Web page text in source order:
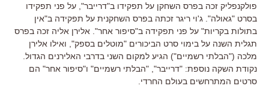
פולקנפליק זכה בפרס השחקן על תפקידו ב"דרייבר", על פני תפקידו
בסרט "גאולה". ג'וי ריגר זכתה בפרס השחקנית על תפקידה ב"אין
בתולות בקריות" על פני תפקידה ב"סיפור אחר". אלירן אליה זכה בפרס
תגלית השנה על בימוי סרט הביכורים "מוטלים בספק", ואילו אלירן
מלכה ("הבלתי רשמיים") הגיע למקום השני בדרבי האלירנים הגדול
נקודת השקה נוספת: "דרייבר", "הבלתי רשמיים" ו"סיפור אחר" הם
סרטים המתרחשים בעולם החרדי.